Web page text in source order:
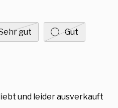
gut Gut
und leider ausverkauft